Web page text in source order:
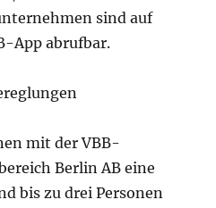
sind auf
App abrufbar.
mit der VBB-
Berlin AB eine
bis zu drei Personen